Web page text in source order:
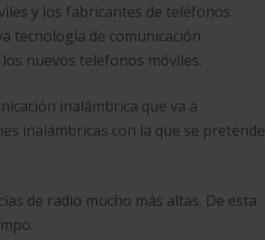
y los fabricantes de teléfonos
tecnología de comunicación
nuevos teléfonos móviles.
inalámbrica que va a
inalámbricas con la que se pretende
de radio mucho más altas. De esta